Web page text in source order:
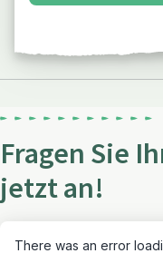
Fragen Sie
jetzt an!
There was an error